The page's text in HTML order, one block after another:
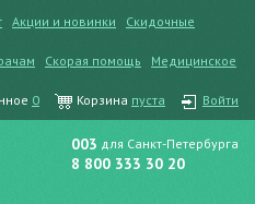
Акции и новинки
Скидочные
Скорая помощь
Медицинское
0 Корзина пуста Войти
003 для Санкт-Петербурга
8 800 333 30 20